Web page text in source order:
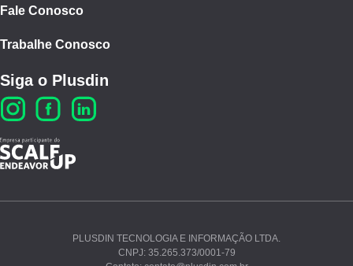
Ao continuar navegando, você concorda com nossos
Fale Conosco
Trabalhe Conosco
Siga o Plusdin
PLUSDIN TECNOLOGIA E INFORMAÇÃO LTDA.
CNPJ: 35.265.373/0001-79